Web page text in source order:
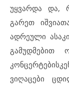
უყვარდა და,
გარეთ
ადრეული
გამუდმებით
ვიღაცები